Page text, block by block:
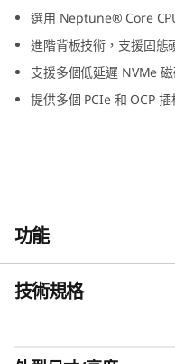
集
型
工
荷
選用 Neptune® Core
進階背板技術，支援固態
支援多個低延遲 NVMe
提供多個 PCIe 和 OCP
功能
為 GPU 密集型
技術規格